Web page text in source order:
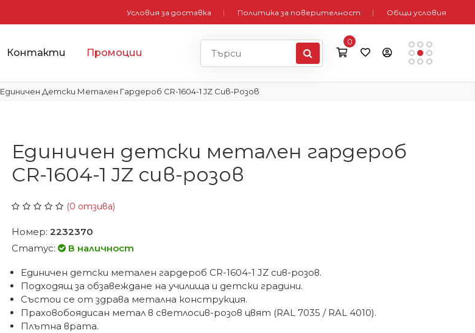
Условия за доставка Политика за поверителност Общи условия
Контакти Промоции
0
Единичен Детски Метален Гардероб CR-1604-1 JZ Сив-Розов
Единичен детски метален гардероб
CR-1604-1 JZ сив-розов
(0 отзива)
Номер:2232370
Статус:
В наличност
Единичен детски метален гардероб CR-1604-1 JZ сив-розов.
Подходящ за обзавеждане на училища и детски градини.
Състои се от здрава метална конструкция.
Праховобоядисан метал в светлосив-розов цвят (RAL 7035 / RAL 4010).
Плътна врата.